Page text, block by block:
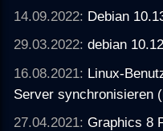
14.09.2022: Debian
29.03.2022:debian
16.08.2021: Linux-
Server synchronisieren
27.04.2021:Graphics 8